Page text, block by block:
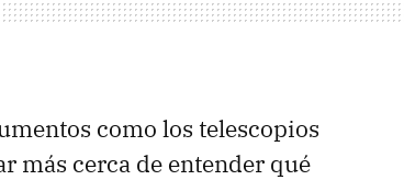
como los telescopios
más cerca de entender qué